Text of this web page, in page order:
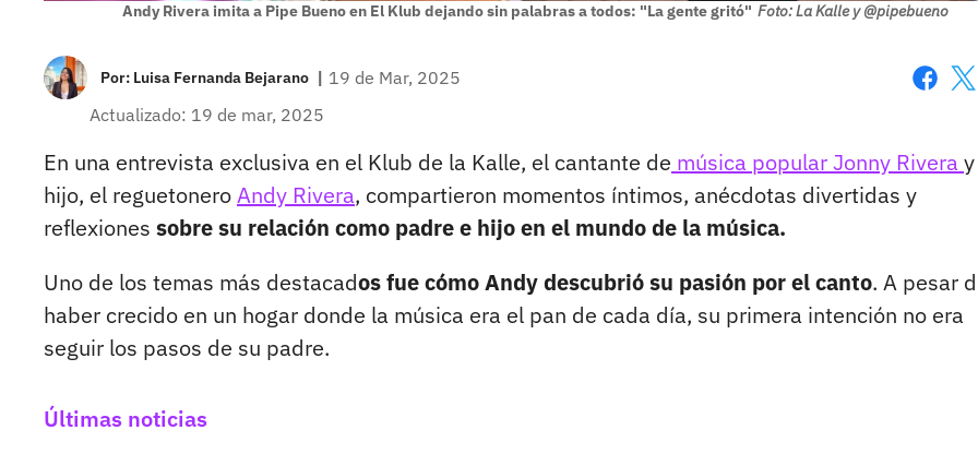
Andy Rivera imita a Pipe Bueno en El Klub dejando sin palabras a todos: "La gente gritó" Foto: La Kalle y @pipebueno
Por: Luisa Fernanda Bejarano | 19 de Mar, 2025
Actualizado: 19 de mar, 2025
En una entrevista exclusiva en el Klub de la Kalle, el cantante de música popular Jonny Rivera
hijo, el reguetoneroAndy Rivera, compartieron momentos íntimos, anécdotas divertidas y
reflexiones sobre su relación como padre e hijo en el mundo de la música.
Uno de los temas más destacados fue cómo Andy descubrió su pasión por el canto. A pesar
haber crecido en un hogar donde la música era el pan de cada día, su primera intención no era
seguir los pasos de su padre.
Últimas noticias